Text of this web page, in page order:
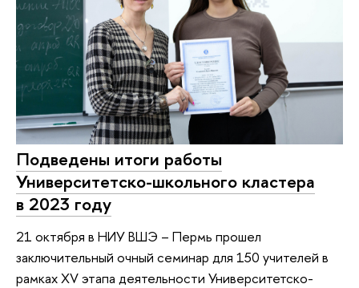
Подведены итоги работы
Университетско-школьного кластера
в 2023 году
21 октября в НИУ ВШЭ – Пермь прошел
заключительный очный семинар для 150 учителей в
рамках XV этапа деятельности Университетско-